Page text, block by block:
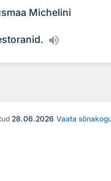
Michelini
28.06.2026 Vaata